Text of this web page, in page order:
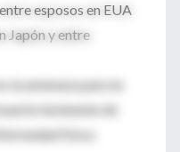
esposos en EUA
Japón y entre
la amenaza para la
inminente de
física